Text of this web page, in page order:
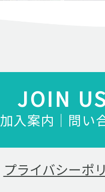
JOIN
加入案内｜問い
プライバシーポ